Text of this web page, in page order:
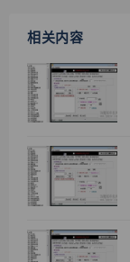
相关内容